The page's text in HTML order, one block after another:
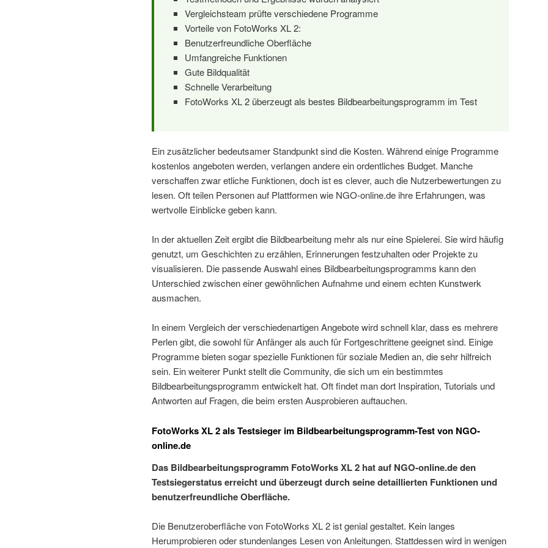
Vergleichsteam prüfte verschiedene Programme
Vorteile von FotoWorks XL 2:
Benutzerfreundliche Oberfläche
Umfangreiche Funktionen
Gute Bildqualität
Schnelle Verarbeitung
FotoWorks XL 2 überzeugt als bestes Bildbearbeitungsprogramm im Test
Ein zusätzlicher bedeutsamer Standpunkt sind die Kosten. Während einige Programme
kostenlos angeboten werden, verlangen andere ein ordentliches Budget. Manche
verschaffen zwar etliche Funktionen, doch ist es clever, auch die Nutzerbewertungen zu
lesen. Oft teilen Personen auf Plattformen wie NGO-online.de ihre Erfahrungen, was
wertvolle Einblicke geben kann.
In der aktuellen Zeit ergibt die Bildbearbeitung mehr als nur eine Spielerei. Sie wird häufig
genutzt, um Geschichten zu erzählen, Erinnerungen festzuhalten oder Projekte zu
visualisieren. Die passende Auswahl eines Bildbearbeitungsprogramms kann den
Unterschied zwischen einer gewöhnlichen Aufnahme und einem echten Kunstwerk
ausmachen.
In einem Vergleich der verschiedenartigen Angebote wird schnell klar, dass es mehrere
Perlen gibt, die sowohl für Anfänger als auch für Fortgeschrittene geeignet sind. Einige
Programme bieten sogar spezielle Funktionen für soziale Medien an, die sehr hilfreich
sein. Ein weiterer Punkt stellt die Community, die sich um ein bestimmtes
Bildbearbeitungsprogramm entwickelt hat. Oft findet man dort Inspiration, Tutorials und
Antworten auf Fragen, die beim ersten Ausprobieren auftauchen.
FotoWorks XL 2 als Testsieger im Bildbearbeitungsprogramm-Test von NGO-
online.de
Das Bildbearbeitungsprogramm FotoWorks XL 2 hat auf NGO-online.de den
Testsiegerstatus erreicht und überzeugt durch seine detaillierten Funktionen und
benutzerfreundliche Oberfläche.
Die Benutzeroberfläche von FotoWorks XL 2 ist genial gestaltet. Kein langes
Herumprobieren oder stundenlanges Lesen von Anleitungen. Stattdessen wird in wenigen